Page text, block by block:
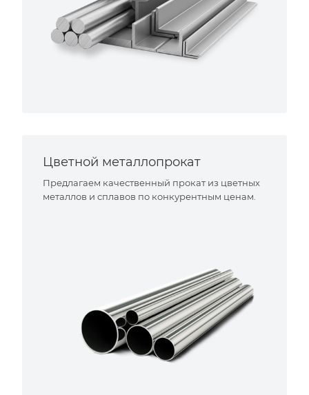
Цветной металлопрокат
Предлагаем качественный прокат из цветных
металлов и сплавов по конкурентным ценам.